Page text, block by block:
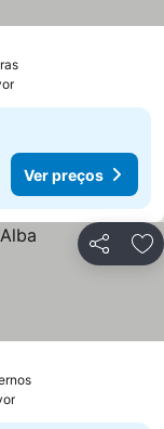
Ver preços
Ver preços
Partilhar
Ver preços